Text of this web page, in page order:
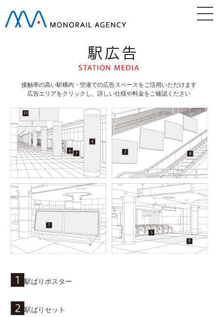
接触率の高い駅構内・空港での広告スペースをご活用いただけます
広告エリアをクリックし、詳しい仕様や料金をご確認ください
駅ばりポスター
駅ばりセット